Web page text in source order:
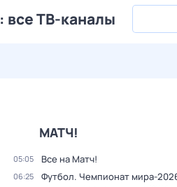
: все ТВ-каналы
МАТЧ!
05:05 Все на Матч!
06:25
Футбол. Чемпионат мира-